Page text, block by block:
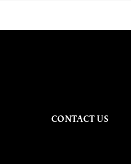
CONTACT US